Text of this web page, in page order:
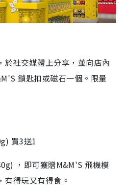
於社交媒體上分享，並向店內
鎖匙扣或磁石一個。限量
買3送1
，即可獲贈M&M'S 飛機模
有得玩又有得食。